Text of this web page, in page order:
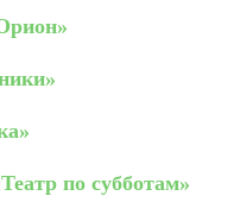
по субботам»